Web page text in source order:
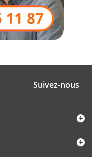
Suivez-nous